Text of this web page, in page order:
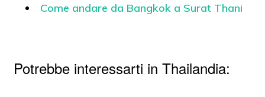
Come andare da Bangkok a Surat Thani
Potrebbe interessarti in Thailandia: